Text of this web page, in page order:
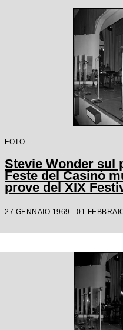
FOTO
Stevie Wonder sul
Feste del Casinò
prove del XIX
27 GENNAIO 1969 - 01